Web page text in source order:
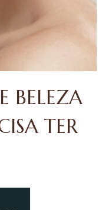
BELEZA
TER